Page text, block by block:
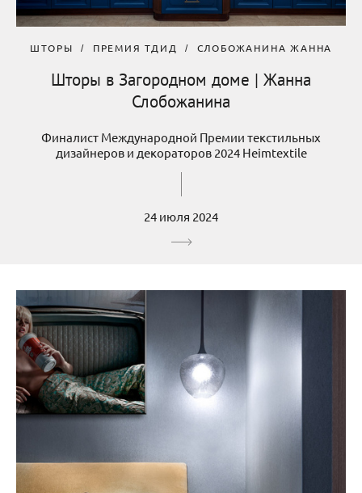
ШТОРЫ ПРЕМИЯ ТДИД СЛОБОЖАНИНА ЖАННА
Шторы в Загородном доме | Жанна
Слобожанина
Финалист Международной Премии текстильных
дизайнеров и декораторов 2024 Heimtextile
24 июля 2024